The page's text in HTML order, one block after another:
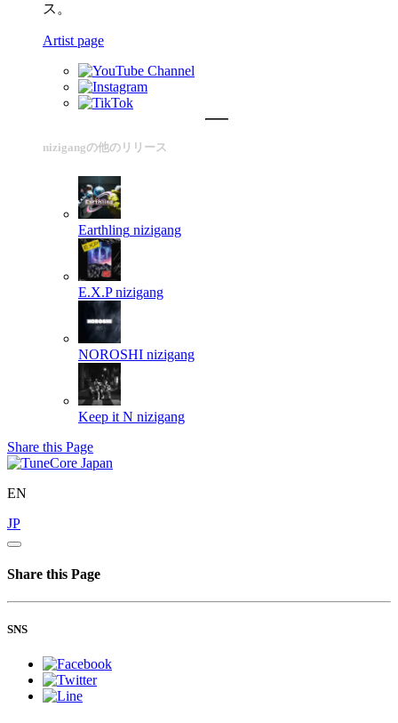
ス。
Artist page
nizigangの他のリリース
Earthling nizigang
E.X.P nizigang
NOROSHI nizigang
Keep it N nizigang
Share this Page
EN
JP
Share this Page
SNS